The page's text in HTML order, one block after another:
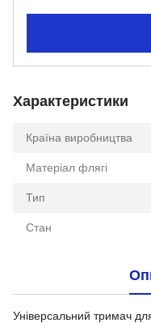
Характеристики
Країна виробництва
Матеріал флягі
Тип
Стан
Універсальний тримач